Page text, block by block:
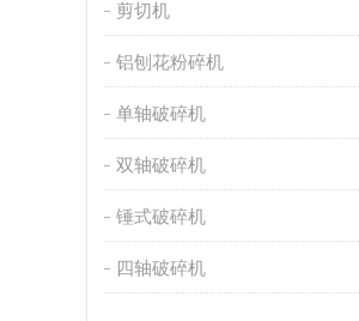
剪切机
铝刨花粉碎机
单轴破碎机
双轴破碎机
锤式破碎机
四轴破碎机